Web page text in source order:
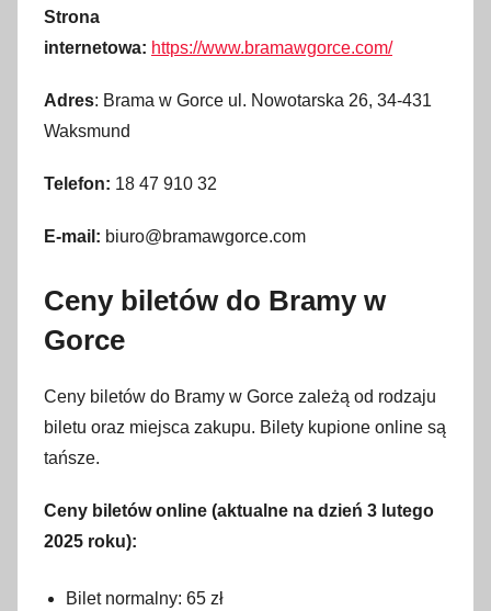
Strona
internetowa: https://www.bramawgorce.com/
Adres: Brama w Gorce ul. Nowotarska 26, 34-431
Waksmund
Telefon: 18 47 910 32
E-mail: biuro@bramawgorce.com
Ceny biletów do Bramy w
Gorce
Ceny biletów do Bramy w Gorce zależą od rodzaju
biletu oraz miejsca zakupu. Bilety kupione online są
tańsze.
Ceny biletów online (aktualne na dzień 3 lutego
2025 roku):
Bilet normalny: 65 zł